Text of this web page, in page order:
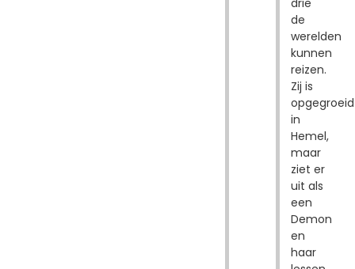
de
werelden
kunnen
reizen.
Zij is
opgegroeid
in
Hemel,
maar
ziet er
uit als
een
Demon
en
haar